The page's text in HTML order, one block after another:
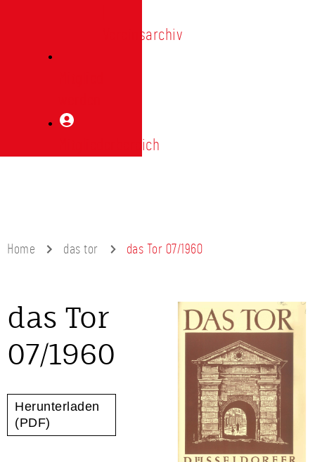
Vereinsarchiv
Mitgliederbereich
Home das tor das Tor 07/1960
das Tor
07/1960
Herunterladen
(PDF)